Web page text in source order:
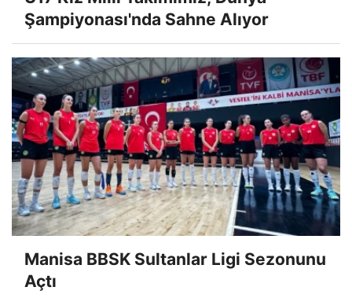
Şampiyonası'nda Sahne Alıyor
Manisa BBSK Sultanlar Ligi Sezonunu
Açtı